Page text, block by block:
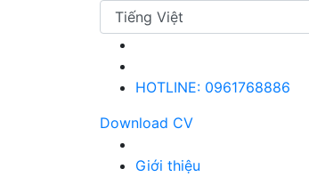
HOTLINE: 0961768886
Download CV
Giới thiệu